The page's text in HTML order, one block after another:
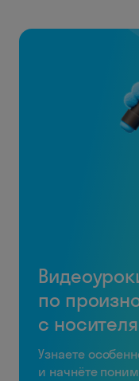
по
с
Узнаете
и начнёте